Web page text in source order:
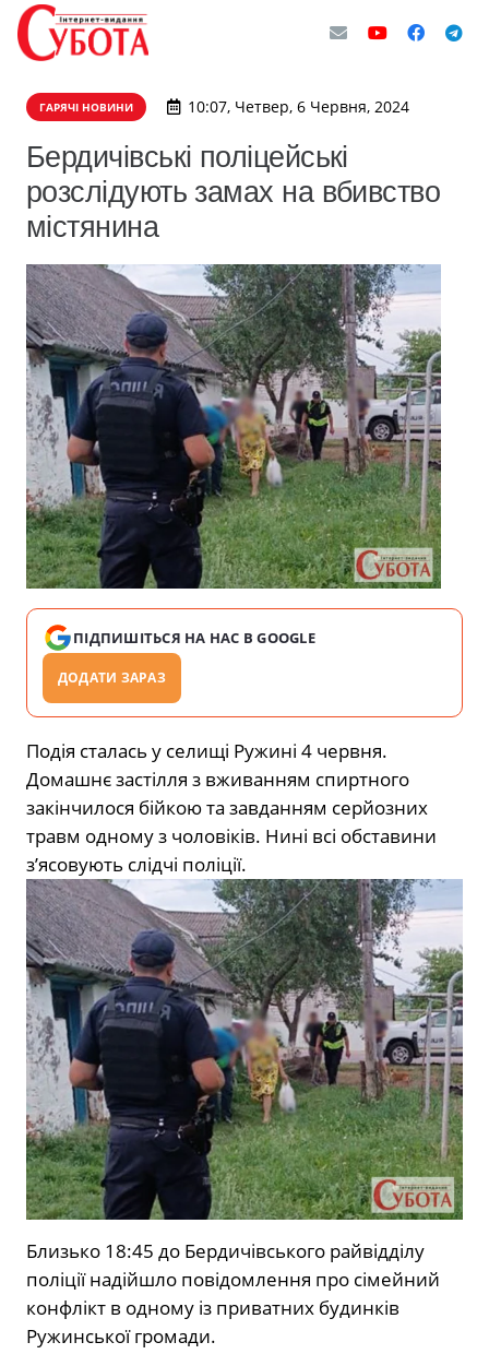
ГАРЯЧІ НОВИНИ 10:07, Четвер, 6 Червня, 2024
Бердичівські поліцейські
розслідують замах на вбивство
містянина
ПІДПИШІТЬСЯ НА НАС В GOOGLE
ДОДАТИ ЗАРАЗ
Подія сталась у селищі Ружині 4 червня.
Домашнє застілля з вживанням спиртного
закінчилося бійкою та завданням серйозних
травм одному з чоловіків. Нині всі обставини
з’ясовують слідчі поліції.
Близько 18:45 до Бердичівського райвідділу
поліції надійшло повідомлення про сімейний
конфлікт в одному із приватних будинків
Ружинської громади.